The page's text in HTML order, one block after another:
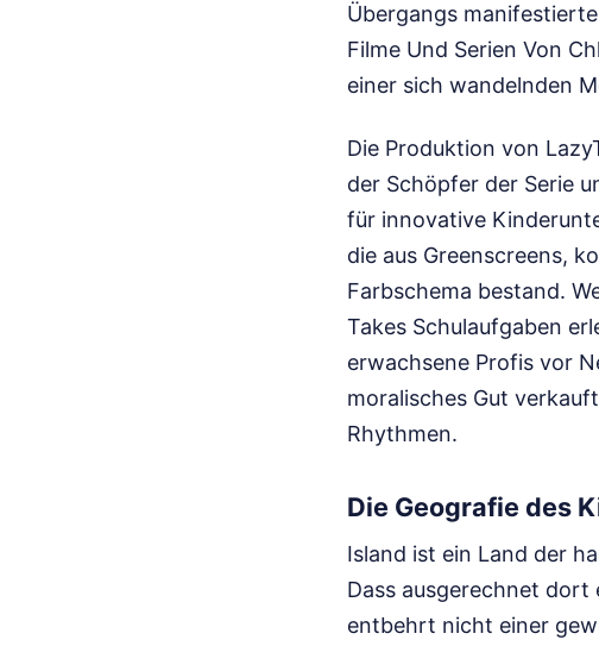
Übergangs
Filme Und Serien Von
einer sich wandelnden
Die Produktion von
der Schöpfer der Serie
für innovative
die aus Greenscreens,
Farbschema bestand.
Takes Schulaufgaben
erwachsene Profis vor
moralisches Gut
Rhythmen.
Die Geografie des
Island ist ein Land der
Dass ausgerechnet
entbehrt nicht einer